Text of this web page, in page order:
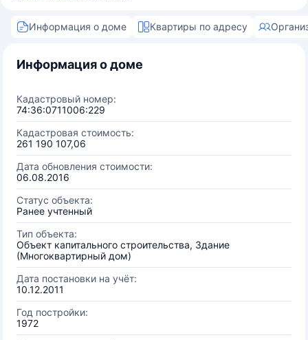
Информация о доме Квартиры по адресу
Информация о доме
Кадастровый номер:
74:36:0711006:229
Кадастровая стоимость:
261 190 107,06
Дата обновления стоимости:
06.08.2016
Статус объекта:
Ранее учтенный
Тип объекта:
Объект капитального строительства, Здание
(Многоквартирный дом)
Дата постановки на учёт:
10.12.2011
Год постройки:
1972